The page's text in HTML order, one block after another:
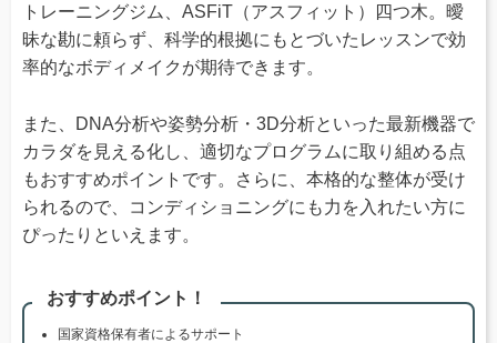
トレーニングジム、ASFiT（アスフィット）四つ木。曖
昧な勘に頼らず、科学的根拠にもとづいたレッスンで効
率的なボディメイクが期待できます。
また、DNA分析や姿勢分析・3D分析といった最新機器で
カラダを見える化し、適切なプログラムに取り組める点
もおすすめポイントです。さらに、本格的な整体が受け
られるので、コンディショニングにも力を入れたい方に
ぴったりといえます。
おすすめポイント！
国家資格保有者によるサポート